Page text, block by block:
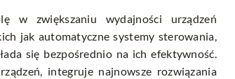
w zwiększaniu wydajności urządzeń
jak automatyczne systemy sterowania,
się bezpośrednio na ich efektywność.
integruje najnowsze rozwiązania